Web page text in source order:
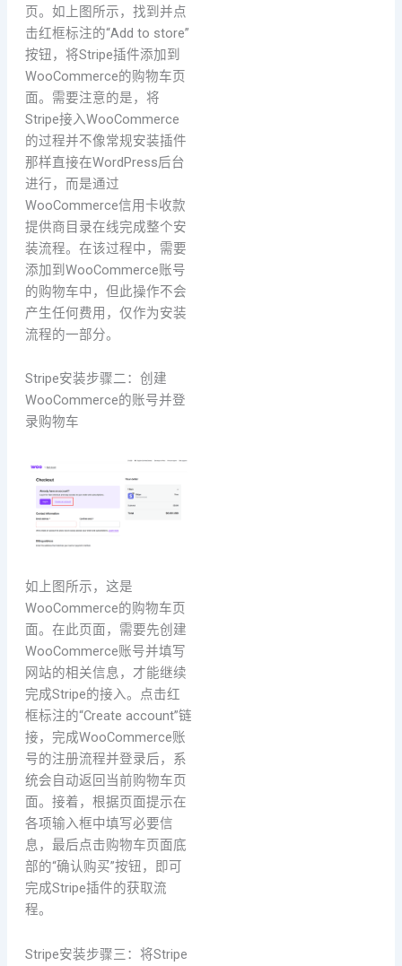
页。如上图所示，找到并点
击红框标注的“Add to store”
按钮，将Stripe插件添加到
WooCommerce的购物车页
面。需要注意的是，将
Stripe接入WooCommerce
的过程并不像常规安装插件
那样直接在WordPress后台
进行，而是通过
WooCommerce信用卡收款
提供商目录在线完成整个安
装流程。在该过程中，需要
添加到WooCommerce账号
的购物车中，但此操作不会
产生任何费用，仅作为安装
流程的一部分。
Stripe安装步骤二：创建
WooCommerce的账号并登
录购物车
如上图所示，这是
WooCommerce的购物车页
面。在此页面，需要先创建
WooCommerce账号并填写
网站的相关信息，才能继续
完成Stripe的接入。点击红
框标注的“Create account”链
接，完成WooCommerce账
号的注册流程并登录后，系
统会自动返回当前购物车页
面。接着，根据页面提示在
各项输入框中填写必要信
息，最后点击购物车页面底
部的“确认购买”按钮，即可
完成Stripe插件的获取流
程。
Stripe安装步骤三：将Stripe